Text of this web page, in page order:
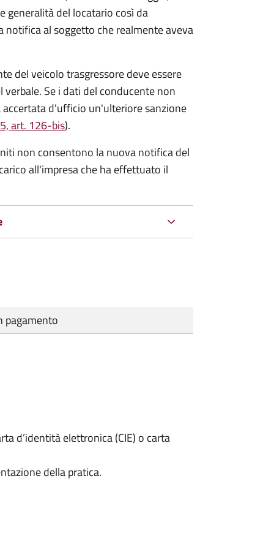
generalità del locatario così da
al soggetto che realmente aveva
del veicolo trasgressore deve essere
Se i dati del conducente non
d'ufficio un'ulteriore sanzione
art. 126-bis).
non consentono la nuova notifica del
all'impresa che ha effettuato il
pagamento
d’identità elettronica (CIE) o carta
della pratica.